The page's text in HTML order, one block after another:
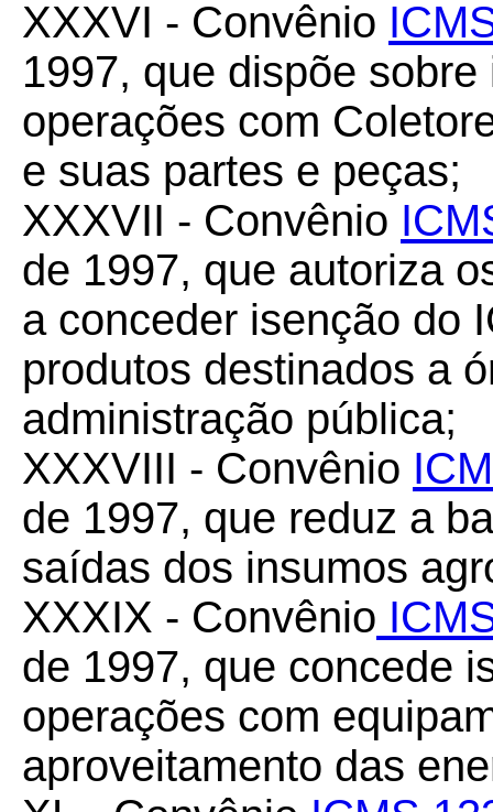
XXXVI - Convênio
1997, que dispõe
operações com
e suas partes e peças;
XXXVII - Convênio
de 1997, que autoriza
a conceder isenção do
produtos destinados a
administração pública;
XXXVIII - Convênio
de 1997, que reduz a
saídas dos insumos
XXXIX - Convênio
de 1997, que concede
operações com
aproveitamento das